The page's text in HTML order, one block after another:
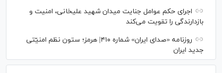
اجرای حکم عوامل جنایت میدان شهید علیخانی، امنیت و
بازدارندگی را تقویت می‌کند
روزنامه «صدای ایران» شماره ۴۱۰| هرمز؛ ستون نظم امنیّتی
جدید ایران